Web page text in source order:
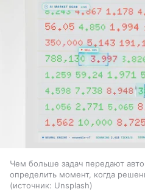
Чем больше задач передают
определить момент, когда
источник: Unsplash